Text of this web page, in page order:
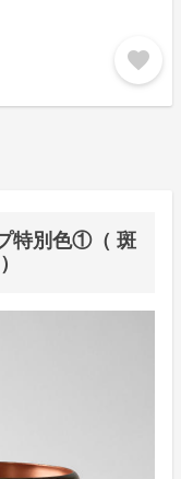
favorite
特別色①（ 斑